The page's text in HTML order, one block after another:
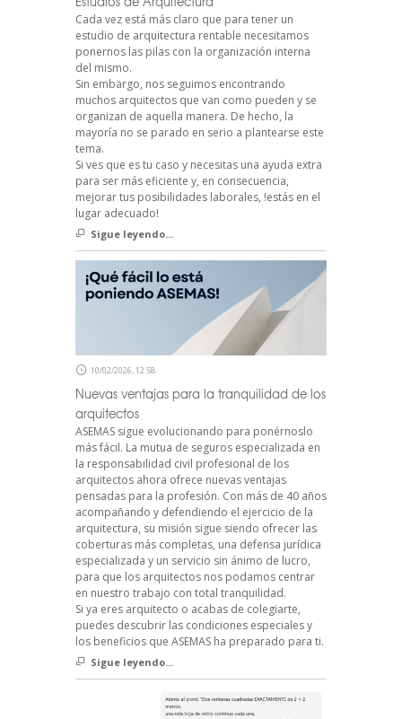
Cada vez está más claro que para tener un
estudio de arquitectura rentable necesitamos
ponernos las pilas con la organización interna
del mismo.
Sin embargo, nos seguimos encontrando
muchos arquitectos que van como pueden y se
organizan de aquella manera. De hecho, la
mayoría no se parado en serio a plantearse este
tema.
Si ves que es tu caso y necesitas una ayuda extra
para ser más eficiente y, en consecuencia,
mejorar tus posibilidades laborales, !estás en el
lugar adecuado!
Sigue leyendo...
10/02/2026, 12:58
Nuevas ventajas para la tranquilidad de los
arquitectos
ASEMAS sigue evolucionando para ponérnoslo
más fácil. La mutua de seguros especializada en
la responsabilidad civil profesional de los
arquitectos ahora ofrece nuevas ventajas
pensadas para la profesión. Con más de 40 años
acompañando y defendiendo el ejercicio de la
arquitectura, su misión sigue siendo ofrecer las
coberturas más completas, una defensa jurídica
especializada y un servicio sin ánimo de lucro,
para que los arquitectos nos podamos centrar
en nuestro trabajo con total tranquilidad.
Si ya eres arquitecto o acabas de colegiarte,
puedes descubrir las condiciones especiales y
los beneficios que ASEMAS ha preparado para ti.
Sigue leyendo...